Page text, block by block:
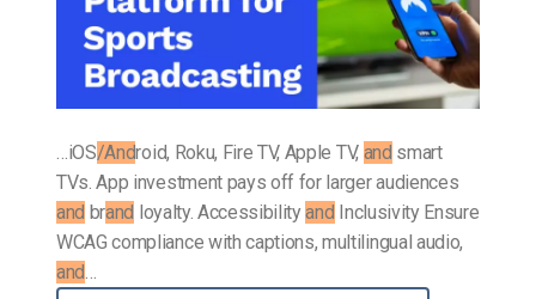
…iOS/Android, Roku, Fire TV, Apple TV, and smart
TVs. App investment pays off for larger audiences
and brand loyalty. Accessibilityand Inclusivity Ensure
WCAG compliance with captions, multilingual audio,
and…